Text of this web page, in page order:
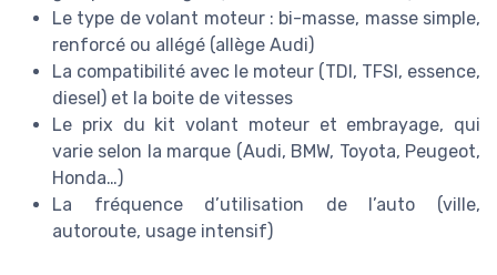
Le type de volant moteur : bi-masse, masse simple,
renforcé ou allégé (allège Audi)
La compatibilité avec le moteur (TDI, TFSI, essence,
diesel) et la boite de vitesses
Le prix du kit volant moteur et embrayage, qui
varie selon la marque (Audi, BMW, Toyota, Peugeot,
Honda…)
La fréquence d’utilisation de l’auto (ville,
autoroute, usage intensif)